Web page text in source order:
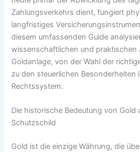
Zahlungsverkehrs dient, fungiert
langfristiges
diesem umfassenden Guide
wissenschaftlichen und praktischen
Goldanlage, von der Wahl der
zu den steuerlichen Besonderheiten
Rechtssystem.
Die historische Bedeutung von Gold
Schutzschild
Gold ist die einzige Währung, die